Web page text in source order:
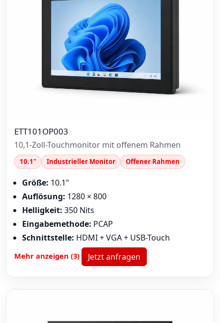
ETT101OP003
10,1-Zoll-Touchmonitor mit offenem Rahmen
10.1" Industrieller Monitor Offener Rahmen
Größe: 10.1"
Auflösung: 1280 × 800
Helligkeit: 350 Nits
Eingabemethode: PCAP
Schnittstelle: HDMI + VGA + USB-Touch
Mehr anzeigen (3) Jetzt anfragen